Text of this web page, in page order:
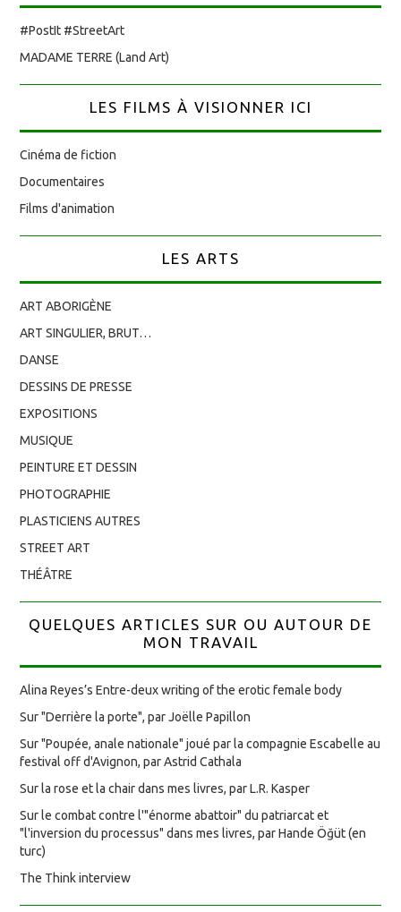
#PostIt #StreetArt
MADAME TERRE (Land Art)
LES FILMS À VISIONNER ICI
Cinéma de fiction
Documentaires
Films d'animation
LES ARTS
ART ABORIGÈNE
ART SINGULIER, BRUT…
DANSE
DESSINS DE PRESSE
EXPOSITIONS
MUSIQUE
PEINTURE ET DESSIN
PHOTOGRAPHIE
PLASTICIENS AUTRES
STREET ART
THÉÂTRE
QUELQUES ARTICLES SUR OU AUTOUR DE
MON TRAVAIL
Alina Reyes’s Entre-deux writing of the erotic female body
Sur "Derrière la porte", par Joëlle Papillon
Sur "Poupée, anale nationale" joué par la compagnie Escabelle au
festival off d'Avignon, par Astrid Cathala
Sur la rose et la chair dans mes livres, par L.R. Kasper
Sur le combat contre l'"énorme abattoir" du patriarcat et
"l'inversion du processus" dans mes livres, par Hande Öğüt (en
turc)
The Think interview